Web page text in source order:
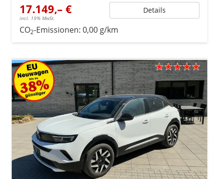
17.149,– €
incl. 19% MwSt.
Details
CO2-Emissionen: 0,00 g/km